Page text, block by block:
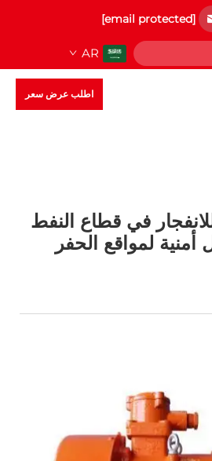
[email protected]
AR
اطلب عرض سعر
في قطاع النفط
أمنية لمواقع الحفر